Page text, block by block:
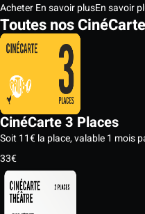
AcheterEn savoir plusEn savoir
Toutes nos
CinéCarte 3 Places
Soit 11€ la place, valable 1 mois
33€